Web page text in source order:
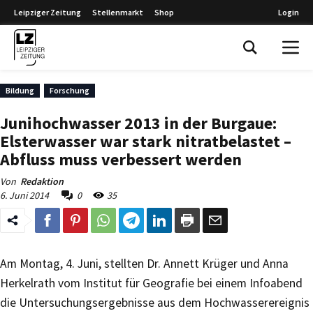
Leipziger Zeitung Stellenmarkt Shop Login
Bildung Forschung
Junihochwasser 2013 in der Burgaue:
Elsterwasser war stark nitratbelastet –
Abfluss muss verbessert werden
Von Redaktion
6. Juni 2014
0 35
Am Montag, 4. Juni, stellten Dr. Annett Krüger und Anna
Herkelrath vom Institut für Geografie bei einem Infoabend
die Untersuchungsergebnisse aus dem Hochwasserereignis